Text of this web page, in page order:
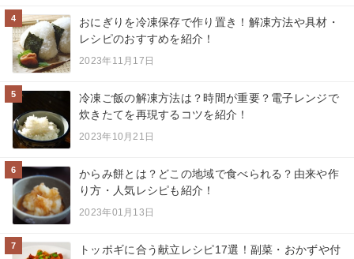
4
おにぎりを冷凍保存で作り置き！解凍方法や具材・
レシピのおすすめを紹介！
2023年11月17日
5
冷凍ご飯の解凍方法は？時間が重要？電子レンジで
炊きたてを再現するコツを紹介！
2023年10月21日
6
からみ餅とは？どこの地域で食べられる？由来や作
り方・人気レシピも紹介！
2023年01月13日
7
トッポギに合う献立レシピ17選！副菜・おかずや付